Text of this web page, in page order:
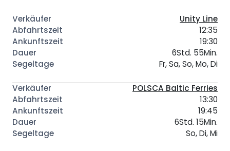
Unity Line
12:35
19:30
6Std. 55Min.
Fr, Sa, So, Mo, Di
POLSCA Baltic Ferries
13:30
19:45
6Std. 15Min.
So, Di, Mi